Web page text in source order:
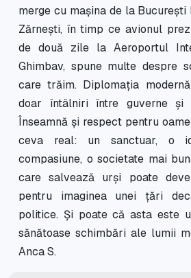
merge cu mașina de la
Zărnești, în timp ce avionul
de două zile la Aeroportul
Ghimbav, spune multe despre
care trăim. Diplomația
doar întâlniri între guverne și
Înseamnă și respect pentru
ceva real: un sanctuar, o
compasiune, o societate mai
care salvează urși poate
pentru imaginea unei țări
politice. Și poate că asta este
sănătoase schimbări ale lumii
Anca S.